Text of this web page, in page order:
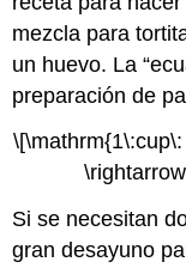
mezcla para
un huevo. La
preparación de
Si se necesitan
gran desayuno